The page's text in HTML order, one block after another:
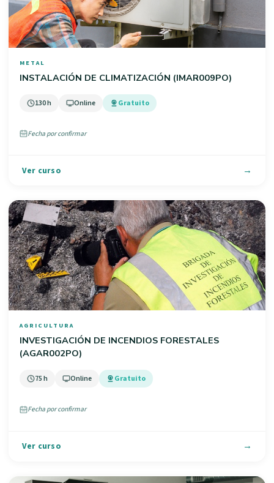
METAL
INSTALACIÓN DE CLIMATIZACIÓN (IMAR009PO)
130 h Online Gratuito
Fecha por confirmar
Ver curso
AGRICULTURA
INVESTIGACIÓN DE INCENDIOS FORESTALES
(AGAR002PO)
75 h Online Gratuito
Fecha por confirmar
Ver curso